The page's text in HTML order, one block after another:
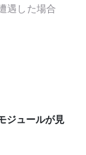
遇した場合
ジュールが見